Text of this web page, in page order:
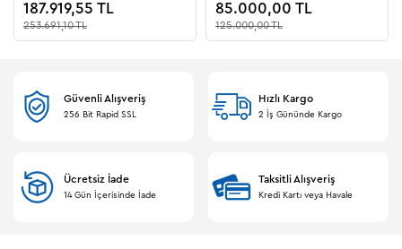
187.919,55 TL
253.691,10 TL
85.000,00 TL
125.000,00 TL
Güvenli Alışveriş
256 Bit Rapid SSL
Hızlı Kargo
2 İş Gününde Kargo
Ücretsiz İade
14 Gün İçerisinde İade
Taksitli Alışveriş
Kredi Kartı veya Havale